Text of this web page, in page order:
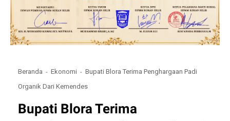
Beranda Ekonomi
Bupati Blora Terima Penghargaan Padi
Organik Dari Kemendes
Bupati Blora Terima